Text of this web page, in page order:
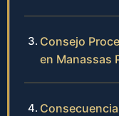
Consejo
en Manassas